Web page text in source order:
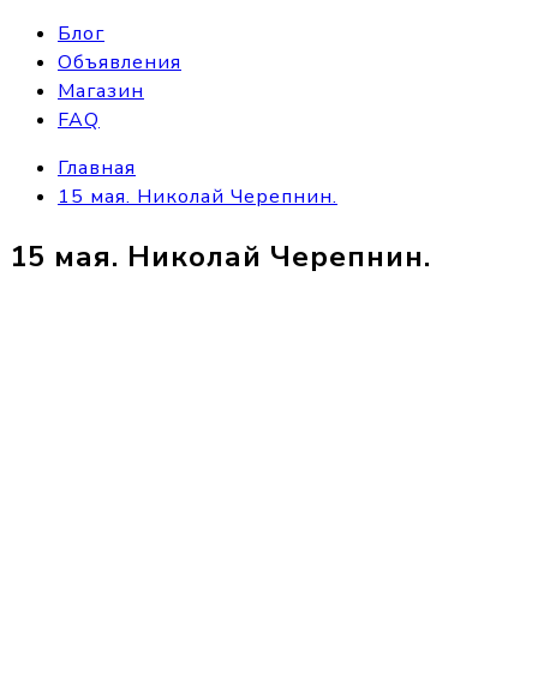
Блог
Объявления
Магазин
FAQ
Главная
15 мая. Николай Черепнин.
15 мая. Николай Черепнин.